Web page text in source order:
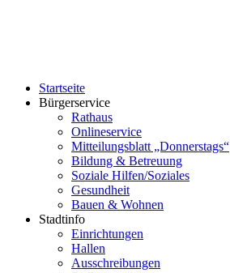
Startseite
Bürgerservice
Rathaus
Onlineservice
Mitteilungsblatt „Donnerstags“
Bildung & Betreuung
Soziale Hilfen/Soziales
Gesundheit
Bauen & Wohnen
Stadtinfo
Einrichtungen
Hallen
Ausschreibungen